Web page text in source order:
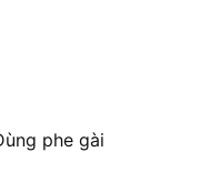
phe gài